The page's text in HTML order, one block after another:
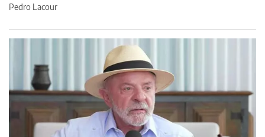
Pedro Lacour